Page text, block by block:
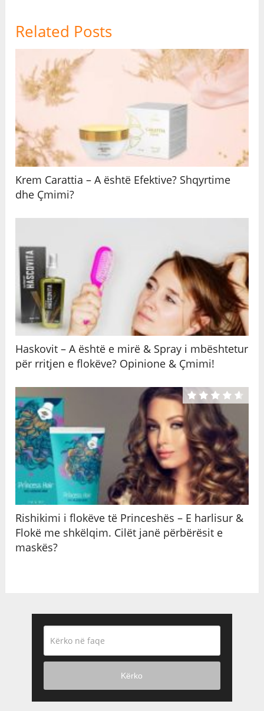
Related Posts
Krem Carattia – A është Efektive? Shqyrtime
dhe Çmimi?
Haskovit – A është e mirë & Spray i mbështetur
për rritjen e flokëve? Opinione & Çmimi!
Rishikimi i flokëve të Princeshës – E harlisur &
Flokë me shkëlqim. Cilët janë përbërësit e
maskës?
Kërko